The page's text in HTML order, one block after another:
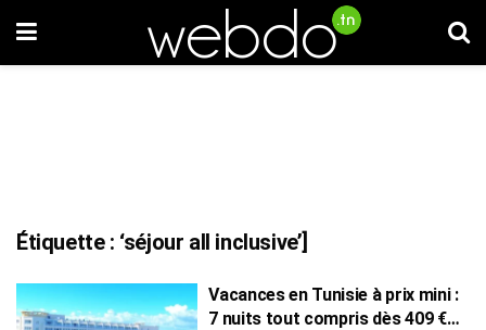
Étiquette : ‘séjour all inclusive’]
Vacances en Tunisie à prix mini :
7 nuits tout compris dès 409 €